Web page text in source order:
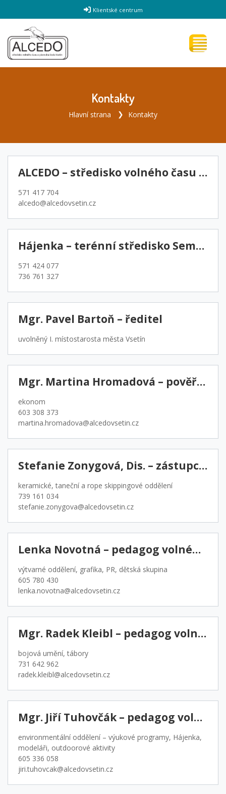
Klientské centrum
Kontakty
Hlavní strana Kontakty
ALCEDO – středisko volného času a plavecká škola Vsetín
571 417 704
alcedo@alcedovsetin.cz
Hájenka – terénní středisko Semetín
571 424 077
736 761 327
Mgr. Pavel Bartoň – ředitel
uvolněný I. místostarosta města Vsetín
Mgr. Martina Hromadová – pověřená ředitelka
ekonom
603 308 373
martina.hromadova@alcedovsetin.cz
Stefanie Zonygová, Dis. – zástupce ředitele, pedagog volného času
keramické, taneční a rope skippingové oddělení
739 161 034
stefanie.zonygova@alcedovsetin.cz
Lenka Novotná – pedagog volného času
výtvarné oddělení, grafika, PR, dětská skupina
605 780 430
lenka.novotna@alcedovsetin.cz
Mgr. Radek Kleibl – pedagog volného času
bojová umění, tábory
731 642 962
radek.kleibl@alcedovsetin.cz
Mgr. Jiří Tuhovčák – pedagog volného času
environmentální oddělení – výukové programy, Hájenka,
modeláři, outdoorové aktivity
605 336 058
jiri.tuhovcak@alcedovsetin.cz